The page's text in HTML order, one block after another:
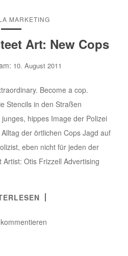
MARKETING
Art: New Cops
10. August 2011
Become a cop.
Stencils in den Straßen
hippes Image der Polizei
der örtlichen Cops Jagd auf
eben nicht für jeden der
Otis Frizzell Advertising